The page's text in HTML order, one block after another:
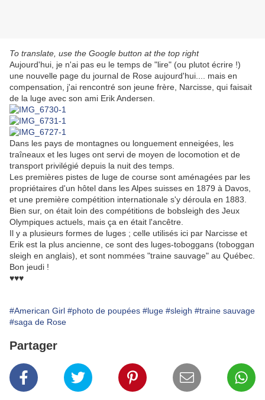
To translate, use the Google button at the top right
Aujourd'hui, je n'ai pas eu le temps de "lire" (ou plutot écrire !)
une nouvelle page du journal de Rose aujourd'hui.... mais en
compensation, j'ai rencontré son jeune frère, Narcisse, qui faisait
de la luge avec son ami Erik Andersen.
Dans les pays de montagnes ou longuement enneigées, les
traîneaux et les luges ont servi de moyen de locomotion et de
transport privilégié depuis la nuit des temps.
Les premières pistes de luge de course sont aménagées par les
propriétaires d'un hôtel dans les Alpes suisses en 1879 à Davos,
et une première compétition internationale s'y déroula en 1883.
Bien sur, on était loin des compétitions de bobsleigh des Jeux
Olympiques actuels, mais ça en était l'ancêtre.
Il y a plusieurs formes de luges ; celle utilisés ici par Narcisse et
Erik est la plus ancienne, ce sont des luges-toboggans (toboggan
sleigh en anglais), et sont nommées "traine sauvage" au Québec.
Bon jeudi !
♥♥♥
#American Girl #photo de poupées #luge #sleigh #traine sauvage
#saga de Rose
Partager